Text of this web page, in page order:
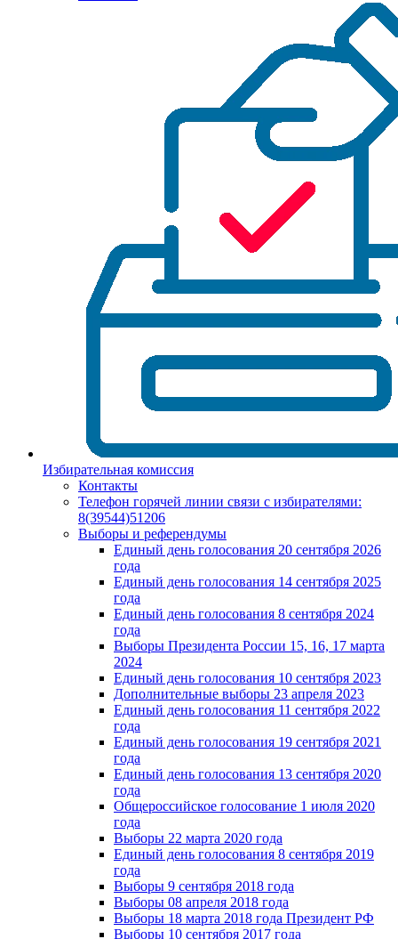
Избирательная комиссия
Контакты
Телефон горячей линии связи с избирателями:
8(39544)51206
Выборы и референдумы
Единый день голосования 20 сентября 2026
года
Единый день голосования 14 сентября 2025
года
Единый день голосования 8 сентября 2024
года
Выборы Президента России 15, 16, 17 марта
2024
Единый день голосования 10 сентября 2023
Дополнительные выборы 23 апреля 2023
Единый день голосования 11 сентября 2022
года
Единый день голосования 19 сентября 2021
года
Единый день голосования 13 сентября 2020
года
Общероссийское голосование 1 июля 2020
года
Выборы 22 марта 2020 года
Единый день голосования 8 сентября 2019
года
Выборы 9 сентября 2018 года
Выборы 08 апреля 2018 года
Выборы 18 марта 2018 года Президент РФ
Выборы 10 сентября 2017 года